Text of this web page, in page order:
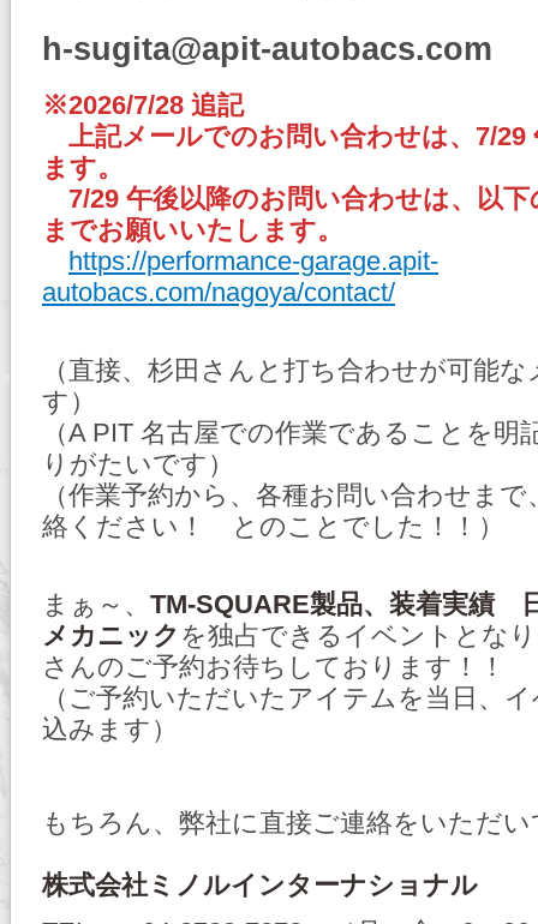
h-sugita@apit-autobacs.com
※2026/7/28 追記
上記メールでのお問い合わせは、7/29
ます。
7/29 午後以降のお問い合わせは、以下
までお願いいたします。
https://performance-garage.apit-
autobacs.com/nagoya/contact/
（直接、杉田さんと打ち合わせが可能
す）
（A PIT 名古屋での作業であることを明
りがたいです）
（作業予約から、各種お問い合わせま
絡ください！ とのことでした！！）
まぁ～、 TM-SQUARE製品、装着実績
メカニック を独占できるイベントとな
さんのご予約お待ちしております！！
（ご予約いただいたアイテムを当日、
込みます）
もちろん、弊社に直接ご連絡をいただ
株式会社ミノルインターナショナル